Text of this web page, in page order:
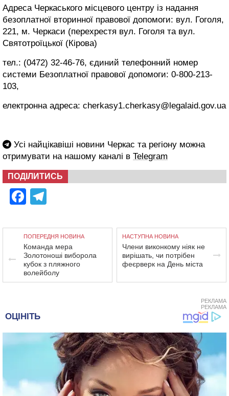
Адреса Черкаського місцевого центру із надання
безоплатної вторинної правової допомоги: вул. Гоголя,
221, м. Черкаси (перехрестя вул. Гоголя та вул.
Святотроїцької (Кірова)
тел.: (0472) 32-46-76, єдиний телефонний номер
системи Безоплатної правової допомоги: 0-800-213-
103,
електронна адреса: cherkasy1.cherkasy@legalaid.gov.ua
Усі найцікавіші новини Черкас та регіону можна
отримувати на нашому каналі в Telegram
ПОДІЛИТИСЬ
Facebook
ПОПЕРЕДНЯ НОВИНА
Команда мера
Золотоноші виборола
кубок з пляжного
волейболу
НАСТУПНА НОВИНА
Члени виконкому ніяк не
вирішать, чи потрібен
феєрверк на День міста
РЕКЛАМА
РЕКЛАМА